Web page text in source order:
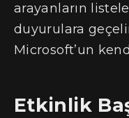
arayanların
duyurulara
Microsoft’un
Etkinlik